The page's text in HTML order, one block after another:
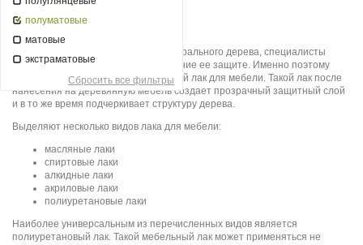
Лак для деревянной мебели
Учитывая стоимость мебели из натурального дерева, специалисты
рекомендуют уделять особое внимание ее защите. Именно поэтому
очень важно подобрать качественный лак для мебели. Такой лак после
нанесения на деревянную мебель создает прозрачный защитный слой
и в то же время подчеркивает структуру дерева.
Выделяют несколько видов лака для мебели:
масляные лаки
спиртовые лаки
алкидные лаки
акриловые лаки
полиуретановые лаки
Наиболее универсальным из перечисленных видов является
полиуретановый лак. Такой мебельный лак может применяться не
полуматовые
матовые
экстраматовые
Сбросить все фильтры